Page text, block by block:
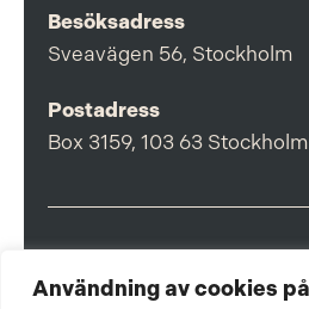
Användning av cookies
Besöksadress
Sveavägen 56, Stockholm
Postadress
Box 3159, 103 63 Stockholm